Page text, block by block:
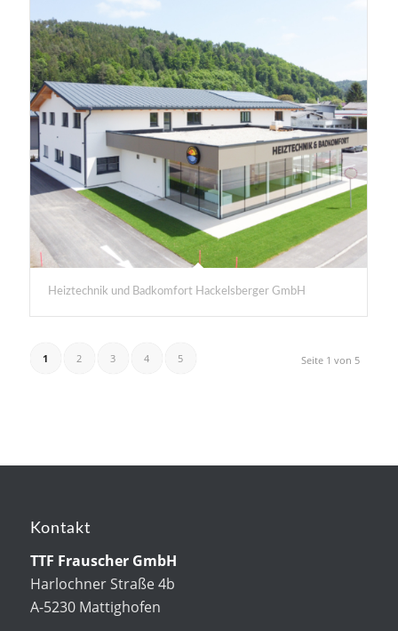
Heiztechnik und Badkomfort Hackelsberger GmbH
Seite 1 von 5
1 2 3 4 5
Kontakt
TTF Frauscher GmbH
Harlochner Straße 4b
A-5230 Mattighofen